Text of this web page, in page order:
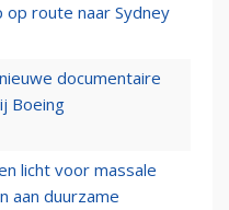
route naar Sydney
documentaire
Boeing
licht voor massale
aan duurzame